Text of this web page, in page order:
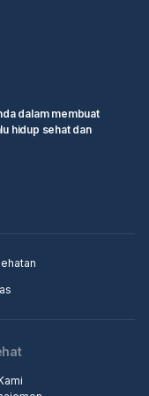
dalam membuat
hidup sehat dan